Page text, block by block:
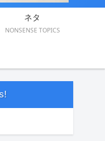
ネタ
NONSENSE TOPICS